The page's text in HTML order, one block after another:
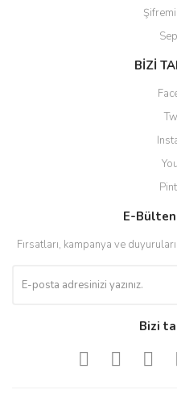
BİZİ
E-
Fırsatları, kampanya ve
Bizi